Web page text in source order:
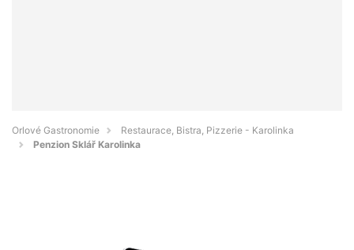
Orlové Gastronomie
Restaurace, Bistra, Pizzerie - Karolinka
Penzion Sklář Karolinka